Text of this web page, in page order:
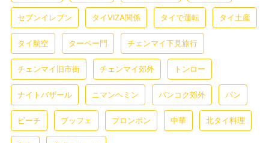
セブンイレブン タイVIZA関係 タイで運転 タイ土産
タイ航空 ターペー門 チェンマイ下見旅行
チェンマイ旧市街 チェンマイ郊外 トンロー
ナイトバザール ニマンヘミン バンコク郊外 パン
ビーチ ブッフェ プロンポン 中華 北タイ料理